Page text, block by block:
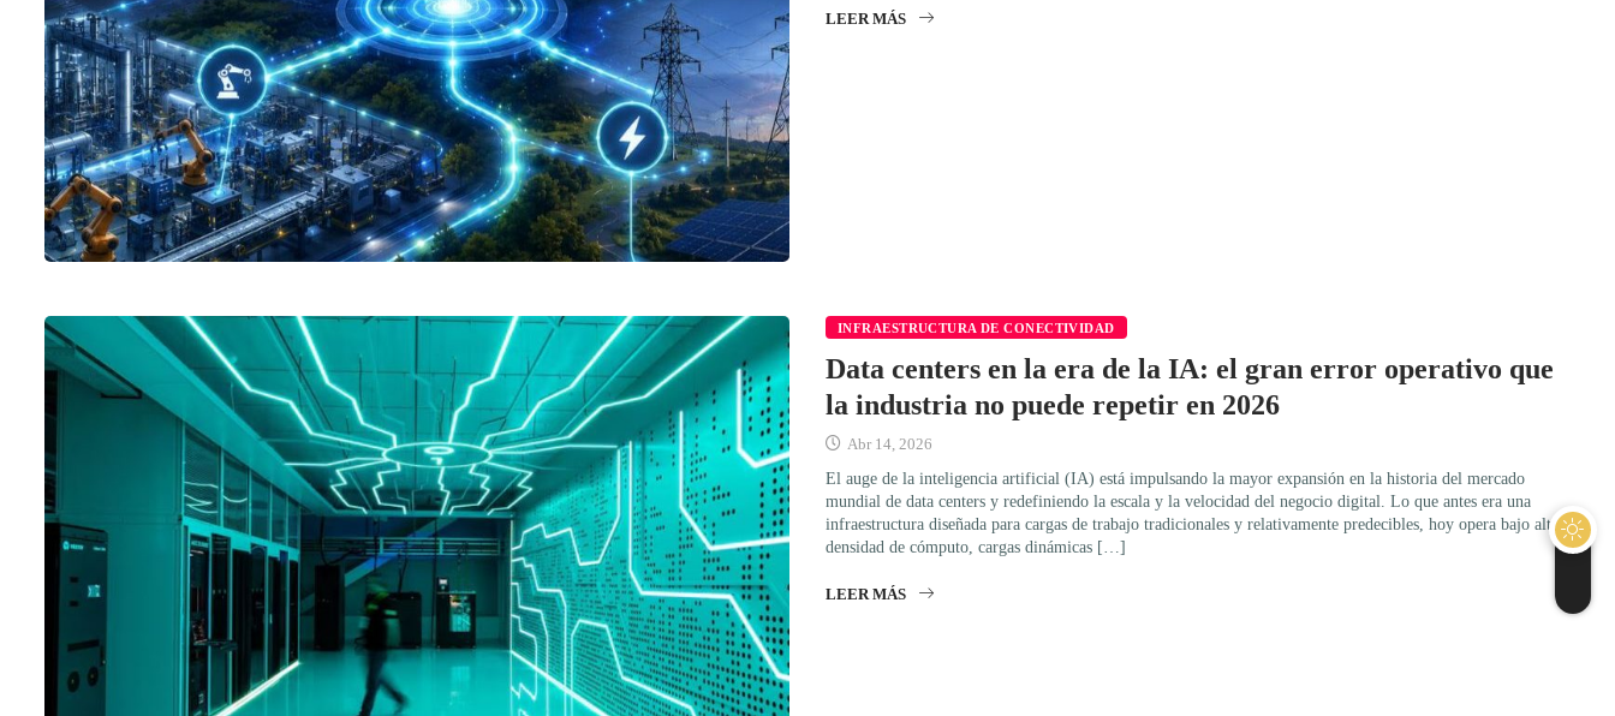
LEER MÁS
INFRAESTRUCTURA DE CONECTIVIDAD
Data centers en la era de la IA: el gran error operativo que
la industria no puede repetir en 2026
Abr 14, 2026
El auge de la inteligencia artificial (IA) está impulsando la mayor expansión en la historia del mercado
mundial de data centers y redefiniendo la escala y la velocidad del negocio digital. Lo que antes era una
infraestructura diseñada para cargas de trabajo tradicionales y relativamente predecibles, hoy opera bajo alta
densidad de cómputo, cargas dinámicas […]
LEER MÁS